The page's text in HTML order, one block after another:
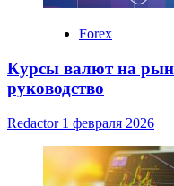
Forex
Курсы валют на
руководство
Redactor 1 февраля 2026